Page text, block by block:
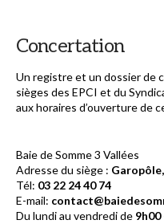
Concertation
Un registre et un dossier de
sièges des EPCI et du
aux horaires d’ouverture de
Baie de Somme 3 Vallées
Adresse du siège :
Tél: 03 22 24 40 74
E-mail:
Du lundi au vendredi de 9h00